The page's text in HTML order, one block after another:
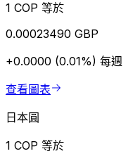
1 COP 等於
0.00023490 GBP
+0.0000 (0.01%) 每週
查看圖表
日本圓
1 COP 等於